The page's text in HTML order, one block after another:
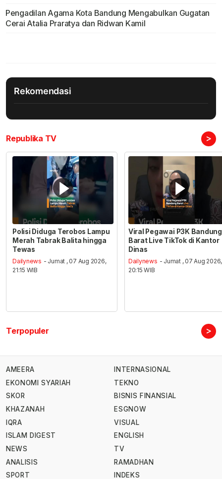
Pengadilan Agama Kota Bandung Mengabulkan Gugatan
Cerai Atalia Praratya dan Ridwan Kamil
Rekomendasi
Republika TV >
Polisi Diduga Terobos Lampu
Merah Tabrak Balita hingga
Tewas
Dailynews - Jumat , 07 Aug 2026,
21:15 WIB
Viral Pegawai P3K Bandung
Barat Live TikTok di Kantor
Dinas
Dailynews - Jumat , 07 Aug 2026,
20:15 WIB
Terpopuler >
AMEERA
EKONOMI SYARIAH
SKOR
KHAZANAH
IQRA
ISLAM DIGEST
NEWS
ANALISIS
SPORT
INTERNASIONAL
TEKNO
BISNIS FINANSIAL
ESGNOW
VISUAL
ENGLISH
TV
RAMADHAN
INDEKS